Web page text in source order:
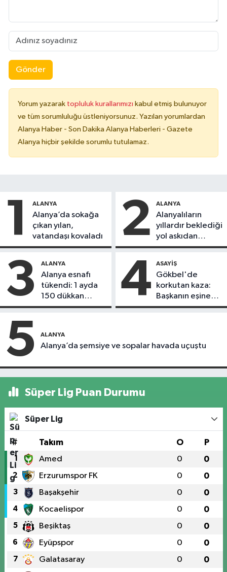
Gönder
Yorum yazarak topluluk kurallarımızı kabul etmiş bulunuyor
ve tüm sorumluluğu üstleniyorsunuz. Yazılan yorumlardan
Alanya Haber - Son Dakika Alanya Haberleri - Gazete
Alanya hiçbir şekilde sorumlu tutulamaz.
1 ALANYA
Alanya’da sokağa
çıkan yılan,
vatandaşı kovaladı
2 ALANYA
Alanyalıların
yıllardır beklediği
yol askıdan
döndü
3 ALANYA
Alanya esnafı
tükendi: 1 ayda
150 dükkan
kapandı
4 ASAYIŞ
Gökbel'de
korkutan kaza:
Başkanın eşine
motosiklet çarptı
5 ALANYA
Alanya’da şemsiye ve sopalar havada uçuştu
Süper Lig Puan Durumu
Süper Lig
# Takım O P
1 Amed 0 0
2 Erzurumspor FK 0 0
3 Başakşehir 0 0
4 Kocaelispor 0 0
5 Beşiktaş 0 0
6 Eyüpspor 0 0
7 Galatasaray 0 0